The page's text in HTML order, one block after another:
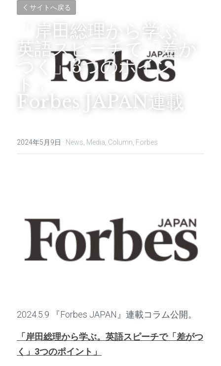
サイトへ戻る
「岸田総理から学ぶ。
英語スピーチで「差が
つく」3つのポイン
ト」
Forbes JAPAN連載
2024年5月9日 · News, Media, Column, Forbes
2024.5.9 『Forbes JAPAN』連載コラム公開。
「 岸田総理から学ぶ。英語スピーチで「差がつ
く」3つのポイント」